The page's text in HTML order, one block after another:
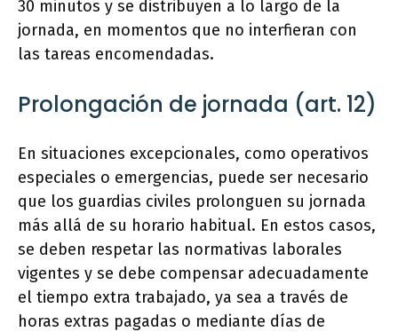
30 minutos y se distribuyen a lo largo de la
jornada, en momentos que no interfieran con
las tareas encomendadas.
Prolongación de jornada (art. 12)
En situaciones excepcionales, como operativos
especiales o emergencias, puede ser necesario
que los guardias civiles prolonguen su jornada
más allá de su horario habitual. En estos casos,
se deben respetar las normativas laborales
vigentes y se debe compensar adecuadamente
el tiempo extra trabajado, ya sea a través de
horas extras pagadas o mediante días de